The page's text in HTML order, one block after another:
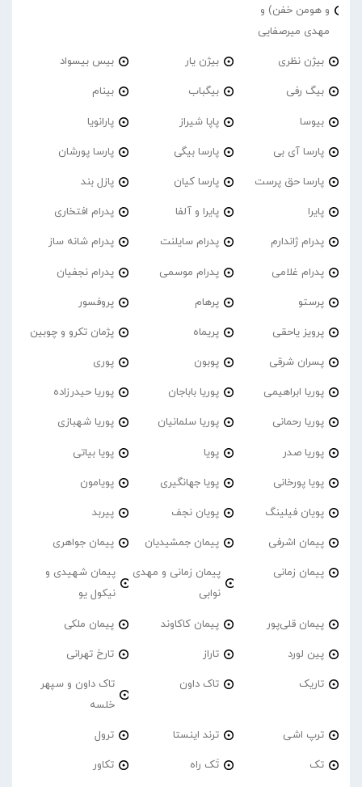
و هومن خفن) و
مهدی میرصفایی
بیژن نظری بیژن یار بیس بیسواد
بیگ رفی بیگباب بینام
بیوسا پاپا شیراز پارانویا
پارسا آی بی پارسا بیگی پارسا پورشان
پارسا حق پرست پارسا کیان پازل بند
پایرا پایرا و آلفا پدرام افتخاری
پدرام ژاندارم پدرام‌ سایلنت پدرام شانه ساز
پدرام غلامی پدرام موسمی پدرام نجفیان
پرستو پرهام پروفسور
پرویز یاحقی پریماه پژمان تکرو و چوبین
پسران شرقی پوبون پوری
پوریا ابراهیمی پوریا باباجان پوریا حیدرزاده
پوریا رحمانی پوریا سلمانیان پوریا شهبازی
پوریا صدر پویا پویا بیاتی
پویا پورخانی پویا جهانگیری پویامون
پویان فیلینگ پویان نجف پیربد
پیمان اشرفی پیمان جمشیدیان پیمان جواهری
پیمان زمانی
پیمان زمانی و مهدی
نوابی
پیمان شهیدی و
نیکول یو
پیمان قلی‌پور پیمان کاکاوند پیمان ملکی
پین لورد تاراز تارخ تهرانی
تاریک تاک داون
تاک داون و سپهر
خلسه
ترپ اشی ترند اینستا ترول
تک تَک راه تکاور